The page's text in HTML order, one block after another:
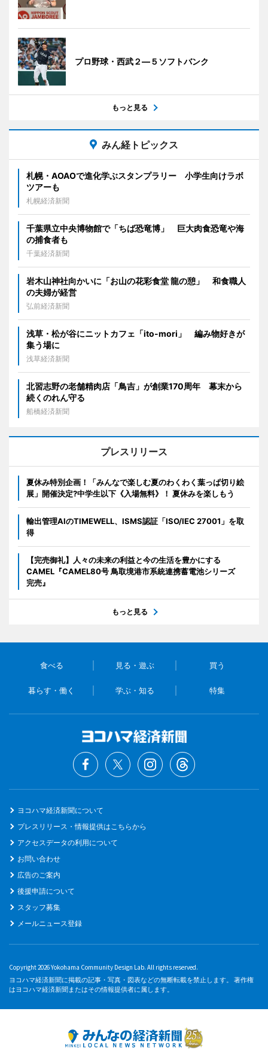
プロ野球・西武２―５ソフトバンク
もっと見る
みん経トピックス
札幌・AOAOで進化学ぶスタンプラリー 小学生向けラボ
ツアーも
札幌経済新聞
千葉県立中央博物館で「ちば恐竜博」 巨大肉食恐竜や海
の捕食者も
千葉経済新聞
岩木山神社向かいに「お山の花彩食堂 龍の憩」 和食職人
の夫婦が経営
弘前経済新聞
浅草・松が谷にニットカフェ「ito-mori」 編み物好きが
集う場に
浅草経済新聞
北習志野の老舗精肉店「鳥吉」が創業170周年 幕末から
続くのれん守る
船橋経済新聞
プレスリリース
夏休み特別企画！「みんなで楽しむ夏のわくわく葉っぱ切り絵
展」開催決定?中学生以下《入場無料》！ 夏休みを楽しもう
輸出管理AIのTIMEWELL、ISMS認証「ISO/IEC 27001」を取
得
【完売御礼】人々の未来の利益と今の生活を豊かにする
CAMEL『CAMEL80号 鳥取境港市系統連携蓄電池シリーズ
完売』
もっと見る
食べる 見る・遊ぶ 買う
暮らす・働く 学ぶ・知る 特集
ヨコハマ経済新聞について
プレスリリース・情報提供はこちらから
アクセスデータの利用について
お問い合わせ
広告のご案内
後援申請について
スタッフ募集
メールニュース登録
Copyright 2026 Yokohama Community Design Lab. All rights reserved.
ヨコハマ経済新聞に掲載の記事・写真・図表などの無断転載を禁止します。 著作権
はヨコハマ経済新聞またはその情報提供者に属します。